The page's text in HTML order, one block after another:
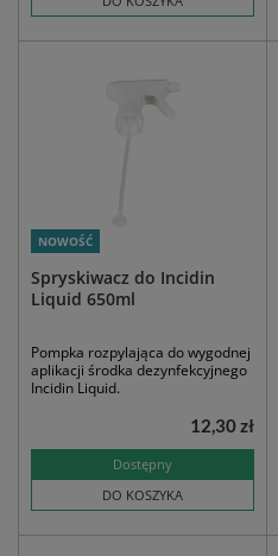
NOWOŚĆ
Spryskiwacz do Incidin
Liquid 650ml
Pompka rozpylająca do wygodnej
aplikacji środka dezynfekcyjnego
Incidin Liquid.
Dostępny
DO KOSZYKA
12,30 zł